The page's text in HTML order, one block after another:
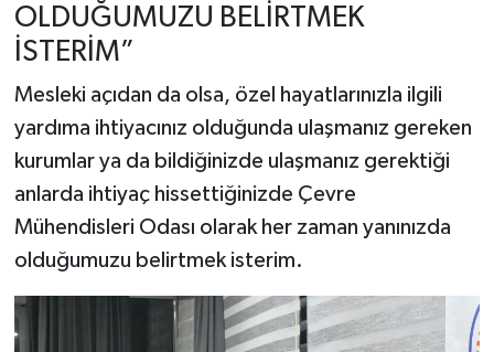
OLDUĞUMUZU BELİRTMEK
İSTERİM”
Mesleki açıdan da olsa, özel hayatlarınızla ilgili
yardıma ihtiyacınız olduğunda ulaşmanız gereken
kurumlar ya da bildiğinizde ulaşmanız gerektiği
anlarda ihtiyaç hissettiğinizde Çevre
Mühendisleri Odası olarak her zaman yanınızda
olduğumuzu belirtmek isterim.